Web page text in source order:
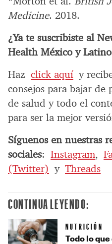
Medicine. 2018.
¿Ya te suscribiste al
Health México y
Haz click aquí y
consejos para bajar de
de salud y todo el
para ser la mejor
Síguenos en nuestras
sociales: Instagram,
(Twitter) y Threads
CONTINUA LEYENDO:
NUTRICIÓN
Todo lo